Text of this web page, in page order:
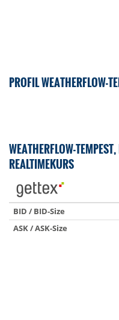
PROFIL WEATHERFLOW-
WEATHERFLOW-
REALTIMEKURS
BID / BID-Size
ASK / ASK-Size